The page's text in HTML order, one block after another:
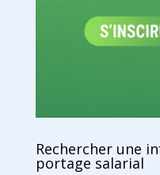
Rechercher une
portage salarial